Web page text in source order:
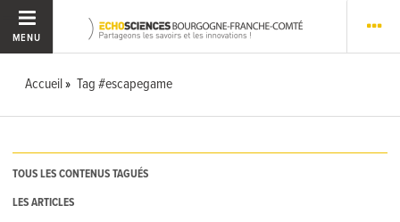
MENU
Accueil Tag #escapegame
TOUS LES CONTENUS TAGUÉS
LES ARTICLES